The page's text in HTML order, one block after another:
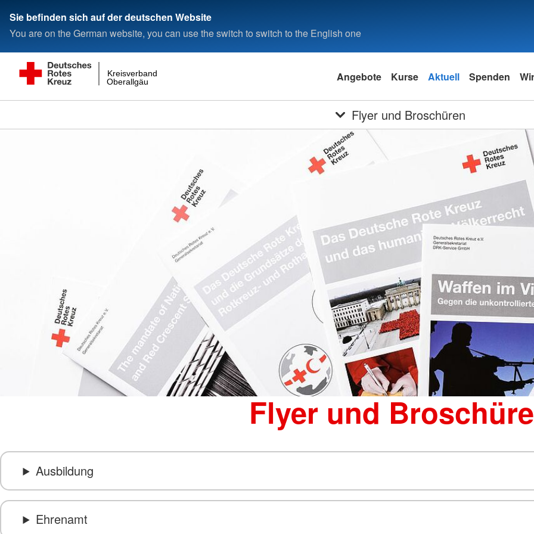
Sie befinden sich auf der deutschen Website
You are on the German website, you can use the switch to switch to the English one
Oberallgäu
Kreisverband Angebote Kurse Aktuell Spenden
Flyer und Broschüren
Flyer und
Ausbildung
Ehrenamt